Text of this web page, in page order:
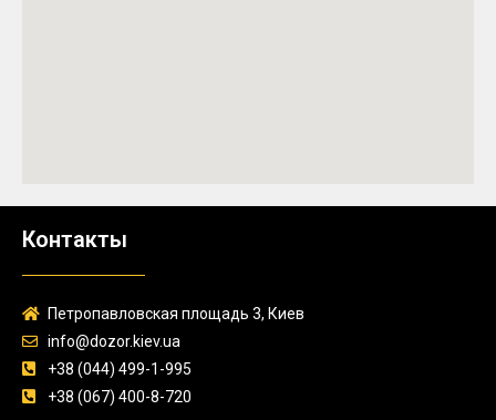
Контакты
Петропавловская площадь 3, Киев
info@dozor.kiev.ua
+38 (044) 499-1-995
+38 (067) 400-8-720